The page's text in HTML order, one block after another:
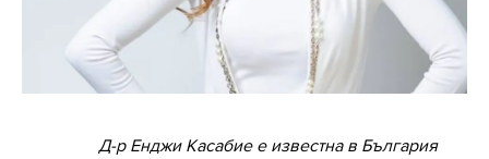
Д-р Енджи Касабие е известна в България